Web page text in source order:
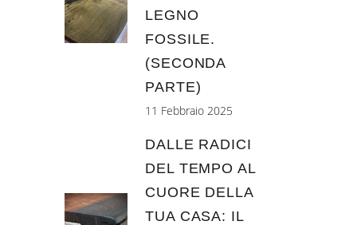
LEGNO
FOSSILE.
(SECONDA
PARTE)
11 Febbraio 2025
DALLE RADICI
DEL TEMPO AL
CUORE DELLA
TUA CASA: IL